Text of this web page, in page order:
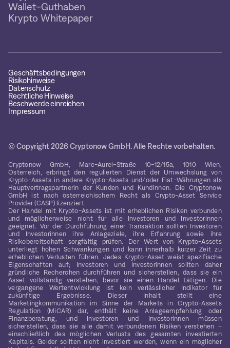
Wallet-Guthaben
Krypto Whitepaper
Geschäftsbedingungen
Risikohinweise
Datenschutz
Rechtliche Hinweise
Beschwerde einreichen
Impressum
© Copyright 2026 Cryptonow GmbH. Alle Rechte vorbehalten.
Cryptonow GmbH, Marc-Aurel-Straße 10-12/15a, 1010 Wien,
Österreich, erbringt den regulierten Dienst der Umwechslung von
Krypto-Assets in andere Krypto-Assets und/oder Fiat-Währungen als
Hauptvertragspartnerin der Kunden und Kundinnen. Die Cryptonow
GmbH ist nach österreichischem Recht als Crypto-Asset Service
Provider (CASP) lizenziert.
Der Handel mit Krypto-Assets ist mit erheblichen Risiken verbunden
und möglicherweise nicht für alle Investoren und Investorinnen
geeignet. Vor der Durchführung einer Transaktion sollten Investoren
und Investorinnen ihre Anlageziele, ihre Erfahrung sowie ihre
Risikobereitschaft sorgfältig prüfen. Der Wert von Krypto-Assets
unterliegt hohen Schwankungen und kann innerhalb kurzer Zeit zu
erheblichen Verlusten führen. Jedes Krypto-Asset weist spezifische
Eigenschaften auf; Investoren und Investorinnen sollten daher
gründliche Recherchen durchführen und sicherstellen, dass sie ein
Asset vollständig verstehen, bevor sie einen Handel tätigen. Die
vergangene Wertentwicklung ist kein verlässlicher Indikator für
zukünftige Ergebnisse. Dieser Inhalt stellt eine
Marketingkommunikation im Sinne der Markets in Crypto-Assets
Regulation (MiCAR) dar, enthält keine Anlageempfehlung oder
Finanzberatung, und Investoren und Investorinnen müssen
sicherstellen, dass sie alle damit verbundenen Risiken verstehen –
einschließlich des möglichen Verlusts des gesamten investierten
Kapitals. Gelder sollten nicht investiert werden, wenn ein möglicher